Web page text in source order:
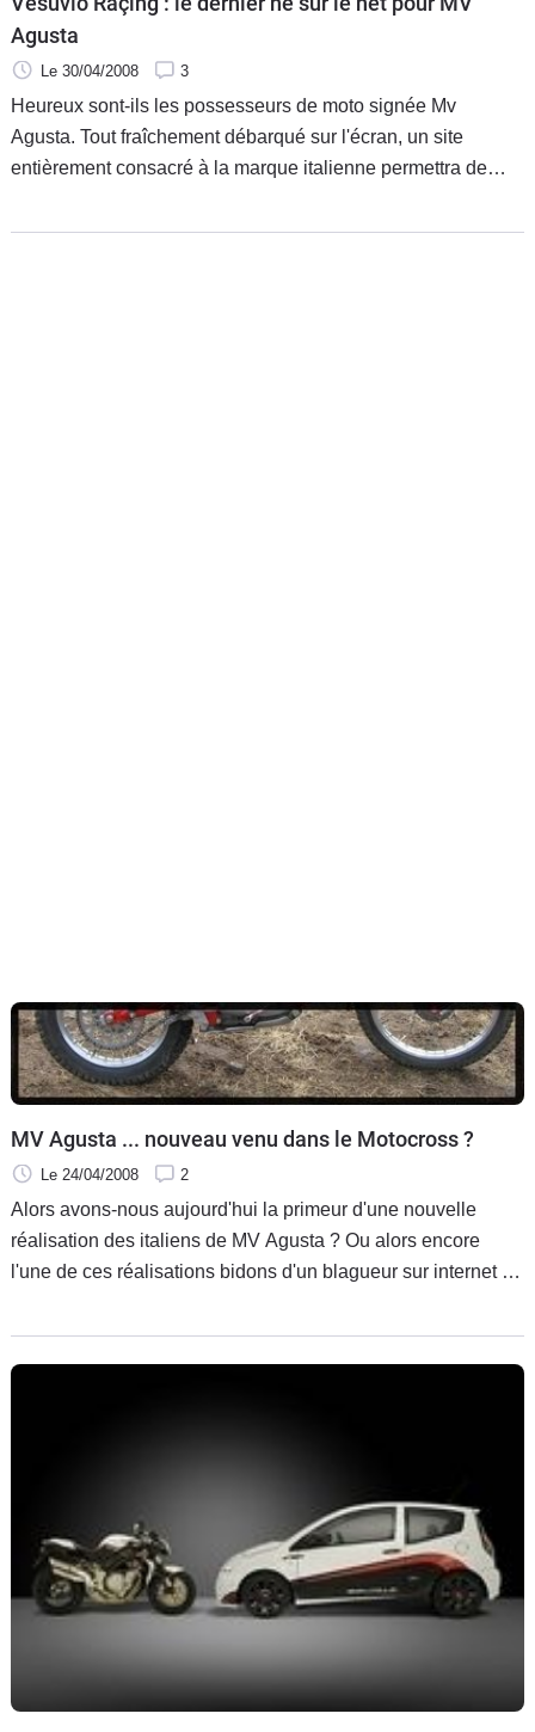
Agusta
Le 30/04/2008 3
Heureux sont-ils les possesseurs de moto signée Mv
Agusta. Tout fraîchement débarqué sur l'écran, un site
entièrement consacré à la marque italienne permettra de
F4, vous pourrez trouver votre bonheur.
MV Agusta ... nouveau venu dans le Motocross ?
Le 24/04/2008 2
Alors avons-nous aujourd'hui la primeur d'une nouvelle
réalisation des italiens de MV Agusta ? Ou alors encore
l'une de ces réalisations bidons d'un blagueur sur internet ?
montre lors d'une compétition de "Classic Motocross".